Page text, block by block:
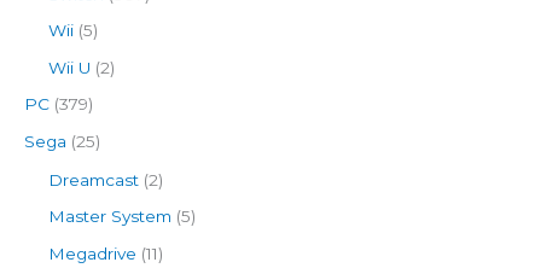
Wii (5)
Wii U (2)
PC (379)
Sega (25)
Dreamcast (2)
Master System (5)
Megadrive (11)